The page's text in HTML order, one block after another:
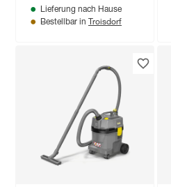
Lieferung nach Hause
Bestellbar in Troisdorf